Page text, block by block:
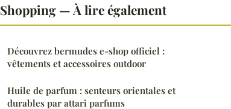
Shopping — À lire également
Découvrez bermudes e-shop officiel :
vêtements et accessoires outdoor
Huile de parfum : senteurs orientales et
durables par attari parfums